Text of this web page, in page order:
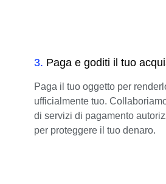
3. Paga e goditi il tuo
Paga il tuo oggetto per
ufficialmente tuo.
di servizi di pagamento
per proteggere il tuo denaro.